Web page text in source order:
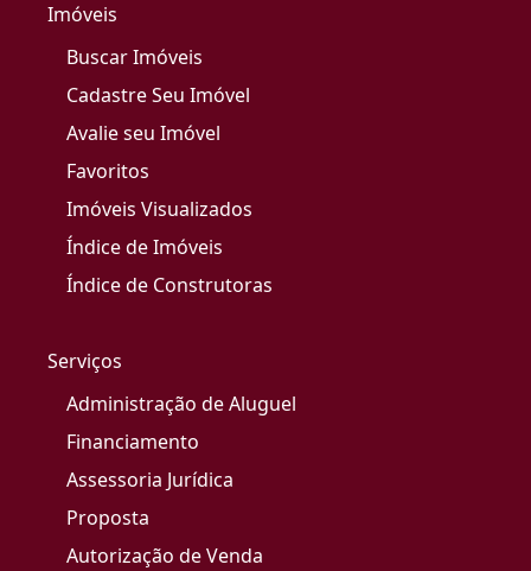
Imóveis
Buscar Imóveis
Cadastre Seu Imóvel
Avalie seu Imóvel
Favoritos
Imóveis Visualizados
Índice de Imóveis
Índice de Construtoras
Serviços
Administração de Aluguel
Financiamento
Assessoria Jurídica
Proposta
Autorização de Venda